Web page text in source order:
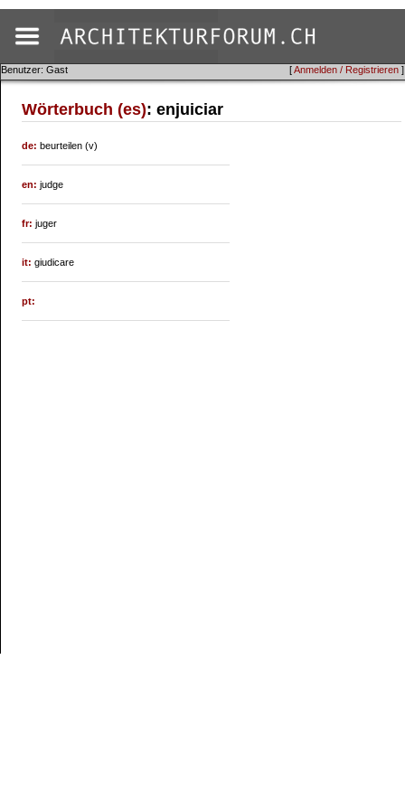
[Anmelden / Registrieren ]
Benutzer: Gast
Wörterbuch (es): enjuiciar
de:beurteilen (v)
en:judge
fr:juger
it:giudicare
pt: